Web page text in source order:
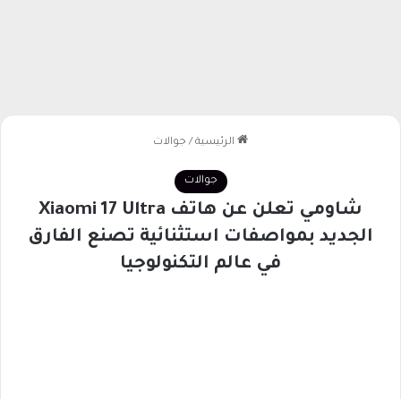
الرئيسية / جوالات
جوالات
شاومي تعلن عن هاتف Xiaomi 17 Ultra
الجديد بمواصفات استثنائية تصنع الفارق
في عالم التكنولوجيا